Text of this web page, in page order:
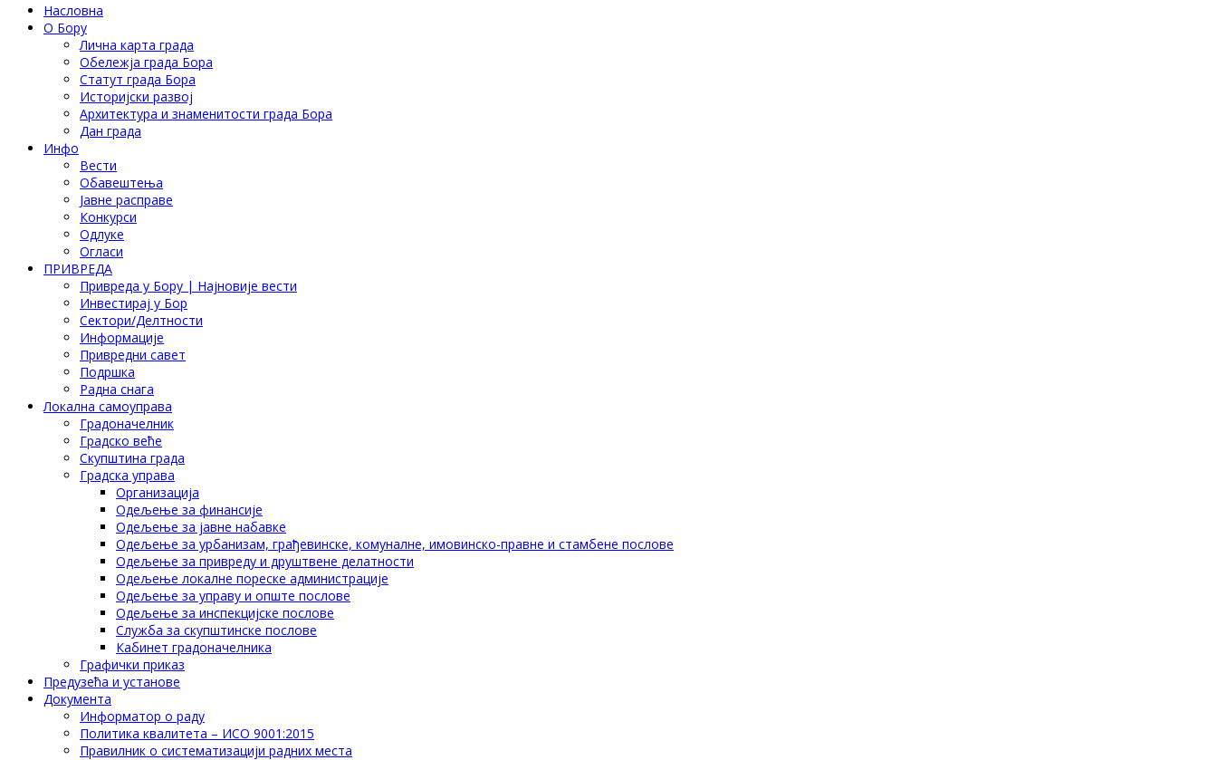
Насловна
О Бору
Лична карта града
Обележја града Бора
Статут града Бора
Историјски развој
Архитектура и знаменитости града Бора
Дан града
Инфо
Вести
Обавештења
Јавне расправе
Конкурси
Одлуке
Огласи
ПРИВРЕДА
Привреда у Бору | Најновије вести
Инвестирај у Бор
Сектори/Делтности
Информације
Привредни савет
Подршка
Радна снага
Локална самоуправа
Градоначелник
Градско веће
Скупштина града
Градска управа
Организација
Одељење за финансије
Одељење за јавне набавке
Одељење за урбанизам, грађевинске, комуналне, имовинско-правне и стамбене послове
Одељење за привреду и друштвене делатности
Одељење локалне пореске администрације
Одељење за управу и опште послове
Одељење за инспекцијске послове
Служба за скупштинске послове
Кабинет градоначелника
Графички приказ
Предузећа и установе
Документа
Информатор о раду
Политика квалитета – ИСО 9001:2015
Правилник о систематизацији радних места